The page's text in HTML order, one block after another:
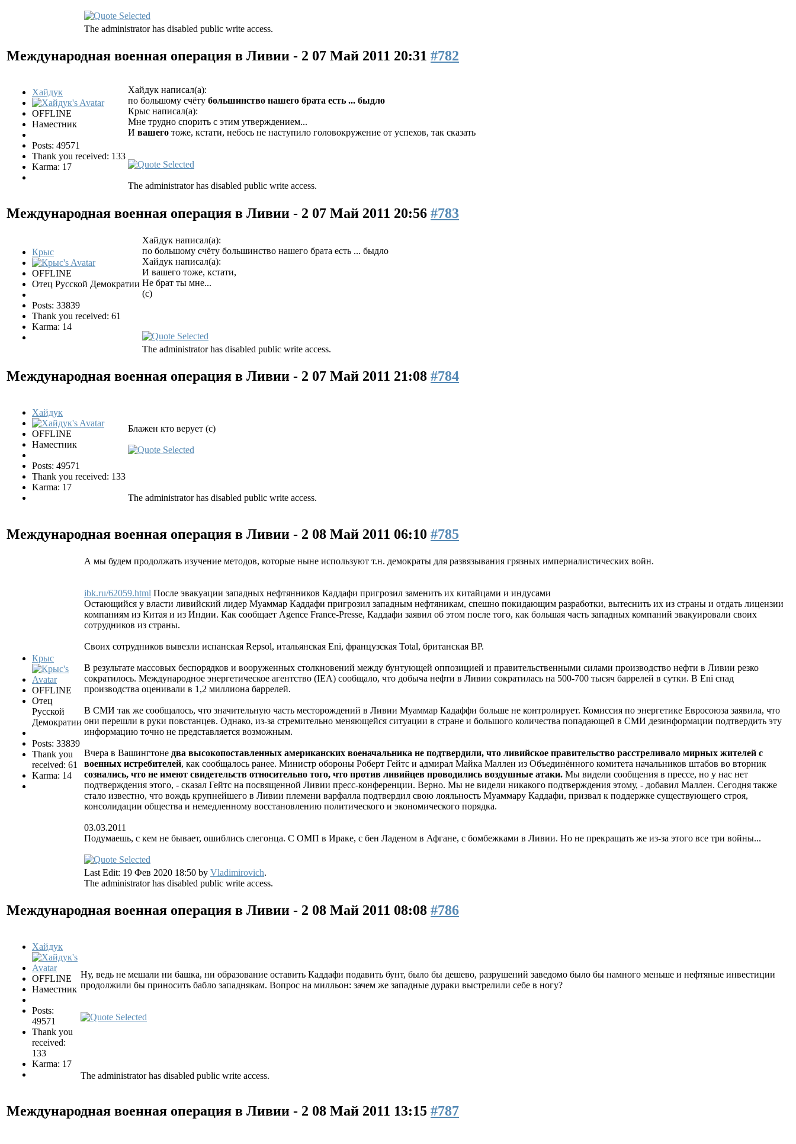
The administrator has disabled public write access.
Международная военная операция в Ливии - 2 07 Май 2011 20:31 #782
Хайдук
OFFLINE
Наместник
Posts: 49571
Thank you received: 133
Karma: 17
Хайдук написал(а):
по большому счёту большинство нашего брата есть ... быдло
Крыс написал(а):
Мне трудно спорить с этим утверждением...
И вашего тоже, кстати, небось не наступило головокружение от успехов, так сказать
The administrator has disabled public write access.
Международная военная операция в Ливии - 2 07 Май 2011 20:56 #783
Крыс
OFFLINE
Отец Русской Демократии
Posts: 33839
Thank you received: 61
Karma: 14
Хайдук написал(а):
по большому счёту большинство нашего брата есть ... быдло
Хайдук написал(а):
И вашего тоже, кстати,
Не брат ты мне...
(с)
The administrator has disabled public write access.
Международная военная операция в Ливии - 2 07 Май 2011 21:08 #784
Хайдук
OFFLINE
Наместник
Posts: 49571
Thank you received: 133
Karma: 17
Блажен кто верует (с)
The administrator has disabled public write access.
Международная военная операция в Ливии - 2 08 Май 2011 06:10 #785
Крыс
OFFLINE
Отец
Русской
Демократии
Posts: 33839
Thank you
received: 61
Karma: 14
А мы будем продолжать изучение методов, которые ныне используют т.н. демократы для развязывания грязных империалистических войн.
ibk.ru/62059.html После эвакуации западных нефтянников Каддафи пригрозил заменить их китайцами и индусами
Остающийся у власти ливийский лидер Муаммар Каддафи пригрозил западным нефтяникам, спешно покидающим разработки, вытеснить их из страны и отдать лицензии
компаниям из Китая и из Индии. Как сообщает Agence France-Presse, Каддафи заявил об этом после того, как большая часть западных компаний эвакуировали своих
сотрудников из страны.
Своих сотрудников вывезли испанская Repsol, итальянская Eni, французская Total, британская ВР.
В результате массовых беспорядков и вооруженных столкновений между бунтующей оппозицией и правительственными силами производство нефти в Ливии резко
сократилось. Международное энергетическое агентство (IEA) сообщало, что добыча нефти в Ливии сократилась на 500-700 тысяч баррелей в сутки. В Eni спад
производства оценивали в 1,2 миллиона баррелей.
В СМИ так же сообщалось, что значительную часть месторождений в Ливии Муаммар Кадаффи больше не контролирует. Комиссия по энергетике Евросоюза заявила, что
они перешли в руки повстанцев. Однако, из-за стремительно меняющейся ситуации в стране и большого количества попадающей в СМИ дезинформации подтвердить эту
информацию точно не представляется возможным.
Вчера в Вашингтоне два высокопоставленных американских военачальника не подтвердили, что ливийское правительство расстреливало мирных жителей с
военных истребителей, как сообщалось ранее. Министр обороны Роберт Гейтс и адмирал Майка Маллен из Объединённого комитета начальников штабов во вторник
сознались, что не имеют свидетельств относительно того, что против ливийцев проводились воздушные атаки. Мы видели сообщения в прессе, но у нас нет
подтверждения этого, - сказал Гейтс на посвященной Ливии пресс-конференции. Верно. Мы не видели никакого подтверждения этому, - добавил Маллен. Сегодня также
стало известно, что вождь крупнейшего в Ливии племени варфалла подтвердил свою лояльность Муаммару Каддафи, призвал к поддержке существующего строя,
консолидации общества и немедленному восстановлению политического и экономического порядка.
03.03.2011
Подумаешь, с кем не бывает, ошиблись слегонца. С ОМП в Ираке, с бен Ладеном в Афгане, с бомбежками в Ливии. Но не прекращать же из-за этого все три войны...
Last Edit: 19 Фев 2020 18:50 by Vladimirovich.
The administrator has disabled public write access.
Международная военная операция в Ливии - 2 08 Май 2011 08:08 #786
Хайдук
OFFLINE
Наместник
Posts:
49571
Thank you
received:
133
Karma: 17
Ну, ведь не мешали ни башка, ни образование оставить Каддафи подавить бунт, было бы дешево, разрушений заведомо было бы намного меньше и нефтяные инвестиции
продолжили бы приносить бабло западнякам. Вопрос на милльон: зачем же западные дураки выстрелили себе в ногу?
The administrator has disabled public write access.
Международная военная операция в Ливии - 2 08 Май 2011 13:15 #787